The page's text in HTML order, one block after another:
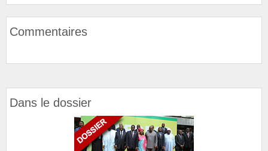
Commentaires
Dans le dossier